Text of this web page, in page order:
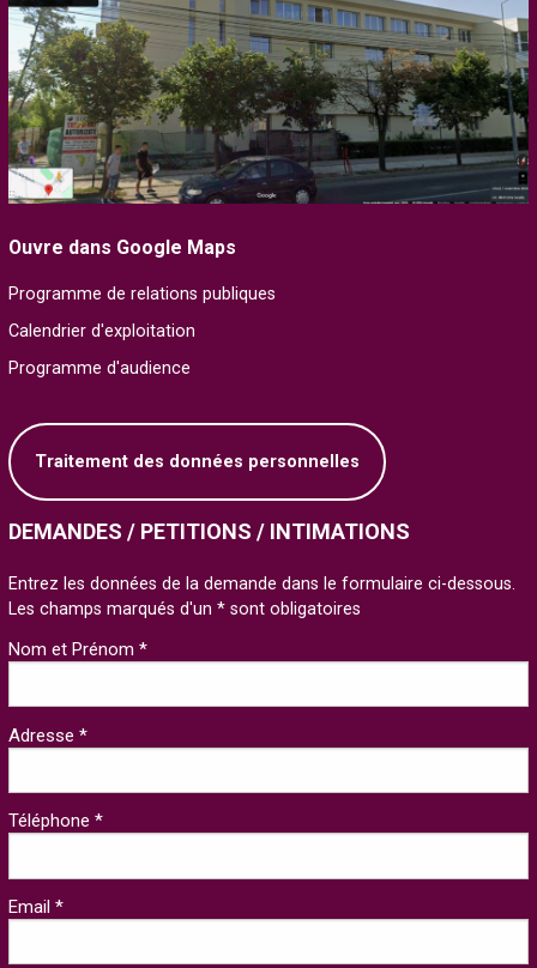
Ouvre dans Google Maps
Programme de relations publiques
Calendrier d'exploitation
Programme d'audience
Traitement des données personnelles
DEMANDES / PETITIONS / INTIMATIONS
Entrez les données de la demande dans le formulaire ci-dessous.
Les champs marqués d'un * sont obligatoires
Nom et Prénom *
Adresse *
Téléphone *
Email *